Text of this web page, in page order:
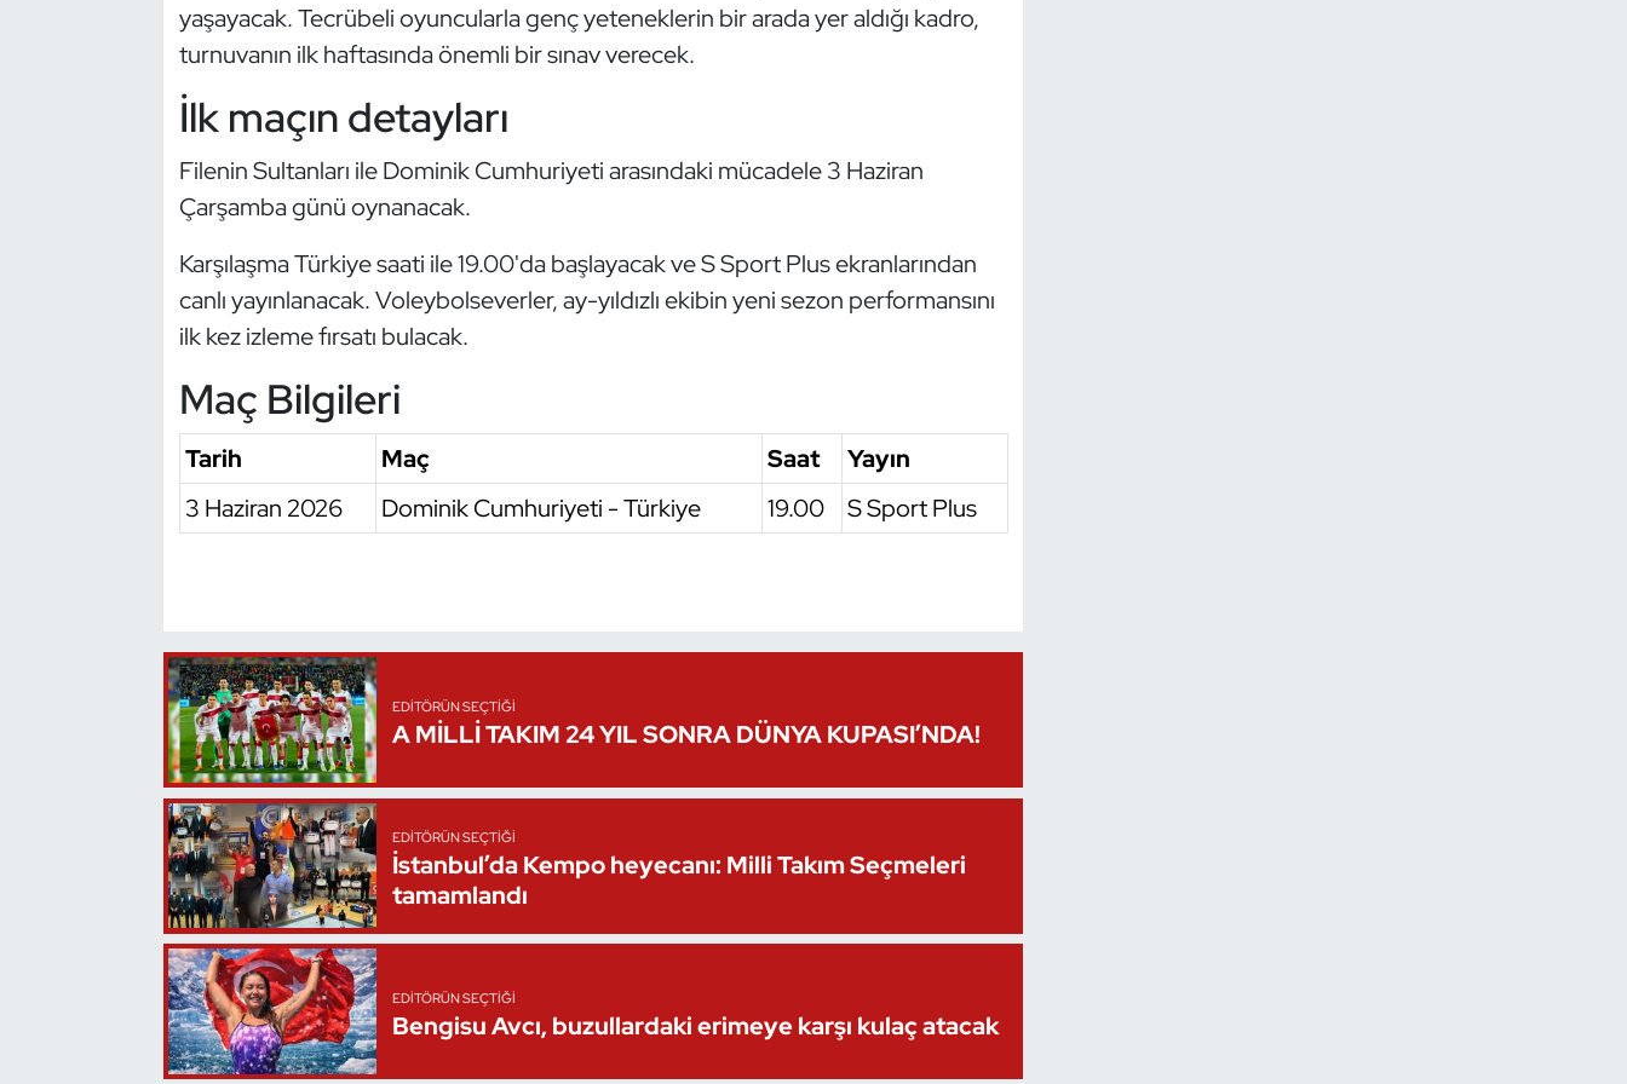
yaşayacak. Tecrübeli oyuncularla genç yeteneklerin bir arada yer aldığı kadro,
turnuvanın ilk haftasında önemli bir sınav verecek.
İlk maçın detayları
Filenin Sultanları ile Dominik Cumhuriyeti arasındaki mücadele 3 Haziran
Çarşamba günü oynanacak.
Karşılaşma Türkiye saati ile 19.00'da başlayacak ve S Sport Plus ekranlarından
canlı yayınlanacak. Voleybolseverler, ay-yıldızlı ekibin yeni sezon performansını
ilk kez izleme fırsatı bulacak.
Maç Bilgileri
Tarih Maç Saat
Yayın
3 Haziran 2026
Dominik Cumhuriyeti - Türkiye 19.00 S Sport Plus
EDITÖRÜN SEÇTIĞI
A MİLLİ TAKIM 24 YIL SONRA DÜNYA KUPASI’NDA!
EDITÖRÜN SEÇTIĞI
İstanbul’da Kempo heyecanı: Milli Takım Seçmeleri
tamamlandı
EDITÖRÜN SEÇTIĞI
Bengisu Avcı, buzullardaki erimeye karşı kulaç atacak
Modern Pentatlon
Motor Sporları
Oryantiring
Özel Sporcular
Paralimpik
Sualtı Sporları